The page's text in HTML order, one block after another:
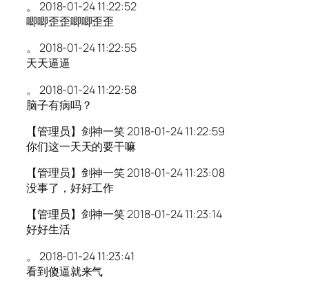
。 2018-01-24 11:22:52
唧唧歪歪唧唧歪歪
。 2018-01-24 11:22:55
天天逼逼
。 2018-01-24 11:22:58
脑子有病吗？
【管理员】剑神一笑 2018-01-24 11:22:59
你们这一天天的要干嘛
【管理员】剑神一笑 2018-01-24 11:23:08
没事了，好好工作
【管理员】剑神一笑 2018-01-24 11:23:14
好好生活
。 2018-01-24 11:23:41
看到傻逼就来气